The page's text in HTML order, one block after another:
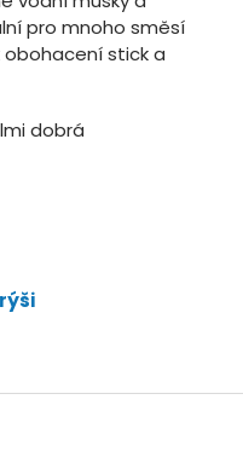
pro mnoho směsí
stick a
dobrá